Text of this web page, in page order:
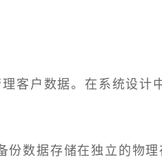
客户数据。在系统设计
份数据存储在独立的物理